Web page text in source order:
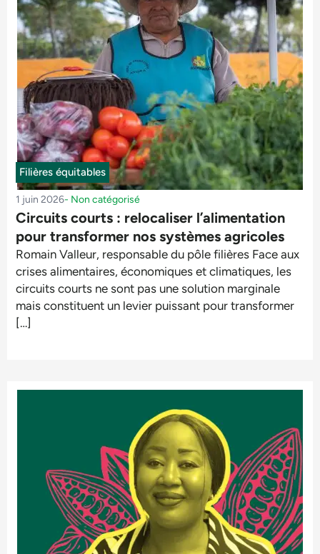
Filières équitables
1 juin 2026- Non catégorisé
Circuits courts : relocaliser l’alimentation
pour transformer nos systèmes agricoles
Romain Valleur, responsable du pôle filières Face aux
crises alimentaires, économiques et climatiques, les
circuits courts ne sont pas une solution marginale
mais constituent un levier puissant pour transformer
[…]